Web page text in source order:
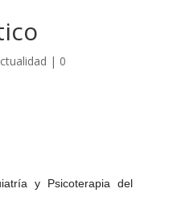
| 0
y Psicoterapia del